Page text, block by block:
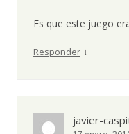
Es que este juego
Responder ↓
javier-